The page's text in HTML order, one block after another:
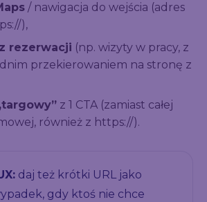
/ nawigacja do wejścia (adres
),
rezerwacji (np. wizyty w pracy, z
przekierowaniem na stronę z
z 1 CTA (zamiast całej
również z https://).
daj też krótki URL jako
gdy ktoś nie chce